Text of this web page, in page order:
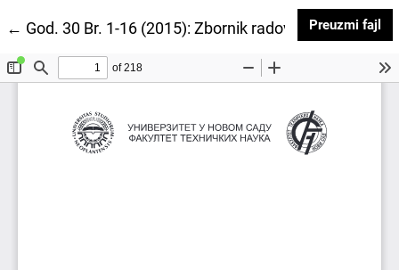
← Povratak na detalje članka
God. 30 Br. 1-16 (2015): Zbornik radova Fakulteta
Preuzmi fajl